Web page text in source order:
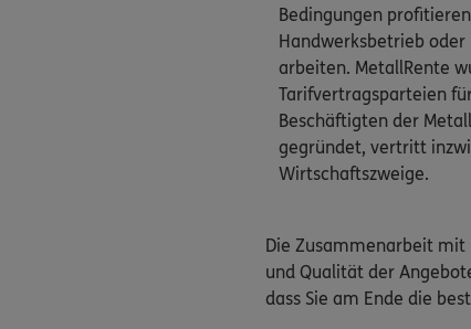
Bedingungen
Handwerksbetrieb
arbeiten. MetallRente
Tarifvertragsparteien
Beschäftigten der
gegründet, vertritt
Wirtschaftszweige.
Die Zusammenarbeit mit
und Qualität der
dass Sie am Ende die